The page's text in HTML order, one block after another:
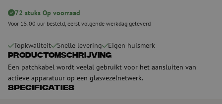
72 stuks Op voorraad
Voor 15.00 uur besteld, eerst volgende werkdag geleverd
Topkwaliteit Snelle levering Eigen huismerk
Productomschrijving
Een patchkabel wordt veelal gebruikt voor het aansluiten van
actieve apparatuur op een glasvezelnetwerk.
Specificaties